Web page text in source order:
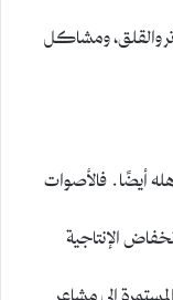
والقلق، ومشاكل
أيضًا. فالأصوات
الإنتاجية